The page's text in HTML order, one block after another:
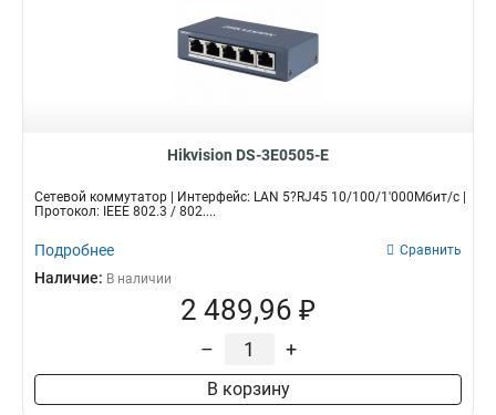
Hikvision DS-3E0505-E
Сетевой коммутатор | Интерфейс: LAN 5?RJ45 10/100/1'000Мбит/с |
Протокол: IEEE 802.3 / 802....
Подробнее Сравнить
Наличие: В наличии
2 489,96 ₽
– +
В корзину